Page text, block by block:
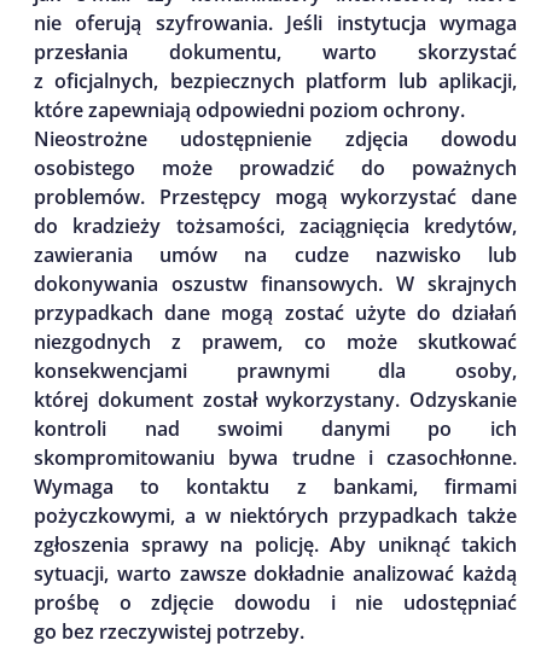
nie oferują szyfrowania. Jeśli instytucja wymaga
przesłania dokumentu, warto skorzystać
z oficjalnych, bezpiecznych platform lub aplikacji,
które zapewniają odpowiedni poziom ochrony.
Nieostrożne udostępnienie zdjęcia dowodu
osobistego może prowadzić do poważnych
problemów. Przestępcy mogą wykorzystać dane
do kradzieży tożsamości, zaciągnięcia kredytów,
zawierania umów na cudze nazwisko lub
dokonywania oszustw finansowych. W skrajnych
przypadkach dane mogą zostać użyte do działań
niezgodnych z prawem, co może skutkować
konsekwencjami prawnymi dla osoby,
której dokument został wykorzystany. Odzyskanie
kontroli nad swoimi danymi po ich
skompromitowaniu bywa trudne i czasochłonne.
Wymaga to kontaktu z bankami, firmami
pożyczkowymi, a w niektórych przypadkach także
zgłoszenia sprawy na policję. Aby uniknąć takich
sytuacji, warto zawsze dokładnie analizować każdą
prośbę o zdjęcie dowodu i nie udostępniać
go bez rzeczywistej potrzeby.